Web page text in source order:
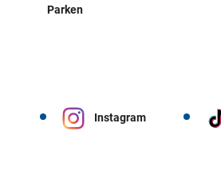
Parken
Instagram